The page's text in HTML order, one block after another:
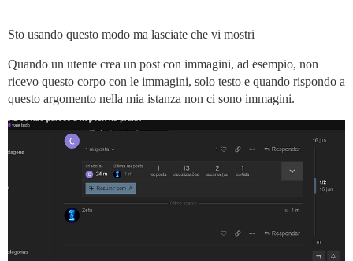
Sto usando questo modo ma lasciate che vi mostri
Quando un utente crea un post con immagini, ad esempio, non
ricevo questo corpo con le immagini, solo testo e quando rispondo a
questo argomento nella mia istanza non ci sono immagini.